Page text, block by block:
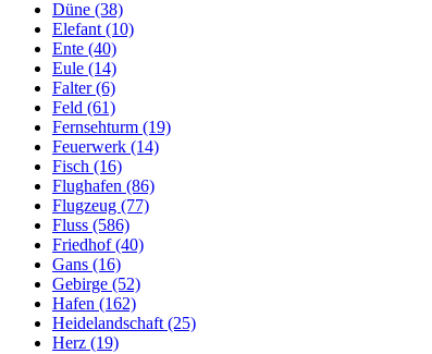
Düne (38)
Elefant (10)
Ente (40)
Eule (14)
Falter (6)
Feld (61)
Fernsehturm (19)
Feuerwerk (14)
Fisch (16)
Flughafen (86)
Flugzeug (77)
Fluss (586)
Friedhof (40)
Gans (16)
Gebirge (52)
Hafen (162)
Heidelandschaft (25)
Herz (19)